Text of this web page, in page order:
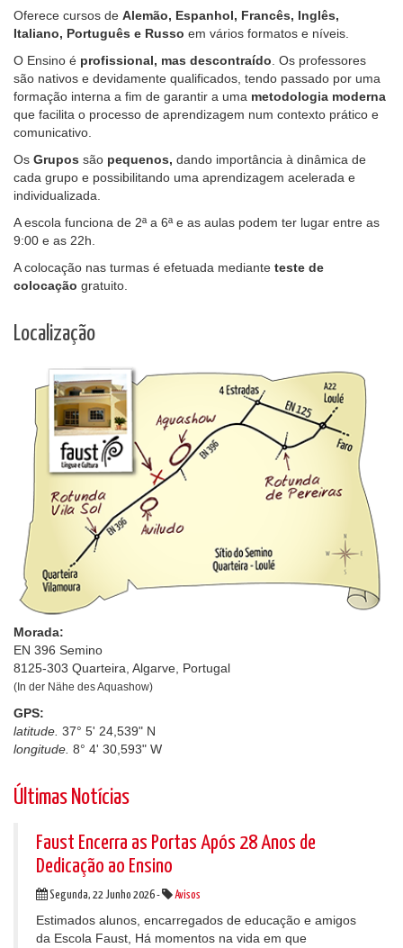
Oferece cursos de Alemão, Espanhol, Francês, Inglês,
Italiano, Português e Russo em vários formatos e níveis.
O Ensino é profissional, mas descontraído . Os professores
são nativos e devidamente qualificados, tendo passado por uma
formação interna a fim de garantir a uma metodologia moderna
que facilita o processo de aprendizagem num contexto prático e
comunicativo.
Os Grupos são pequenos, dando importância à dinâmica de
cada grupo e possibilitando uma aprendizagem acelerada e
individualizada.
A escola funciona de 2ª a 6ª e as aulas podem ter lugar entre as
9:00 e as 22h.
A colocação nas turmas é efetuada mediante teste de
colocação gratuito.
Localização
Morada:
EN 396 Semino
8125-303 Quarteira, Algarve, Portugal
(In der Nähe des Aquashow)
GPS:
latitude. 37° 5' 24,539" N
longitude. 8° 4' 30,593" W
Últimas Notícias
Faust Encerra as Portas Após 28 Anos de
Dedicação ao Ensino
Segunda, 22 Junho 2026 - Avisos
Estimados alunos, encarregados de educação e amigos
da Escola Faust, Há momentos na vida em que